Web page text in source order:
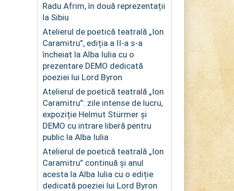
Radu Afrim, în două reprezentații
la Sibiu
Atelierul de poetică teatrală „Ion
Caramitru”, ediția a II-a s-a
încheiat la Alba Iulia cu o
prezentare DEMO dedicată
poeziei lui Lord Byron
Atelierul de poetică teatrală „Ion
Caramitru”: zile intense de lucru,
expoziție Helmut Stürmer și
DEMO cu intrare liberă pentru
public la Alba Iulia
Atelierul de poetică teatrală „Ion
Caramitru” continuă și anul
acesta la Alba Iulia cu o ediție
dedicată poeziei lui Lord Byron